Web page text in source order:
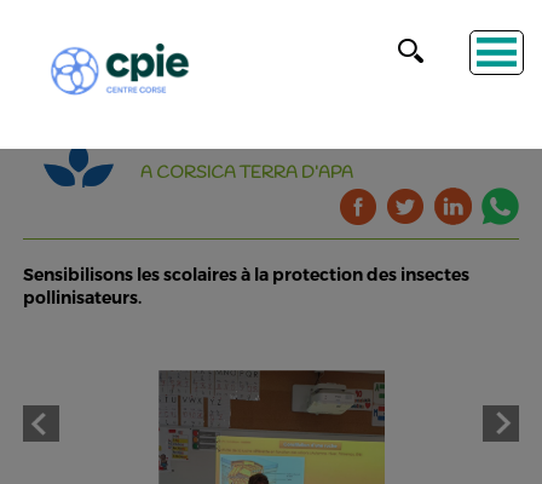
A CORSICA TERRA D’APA
Sensibilisons les scolaires à la protection des insectes
pollinisateurs.